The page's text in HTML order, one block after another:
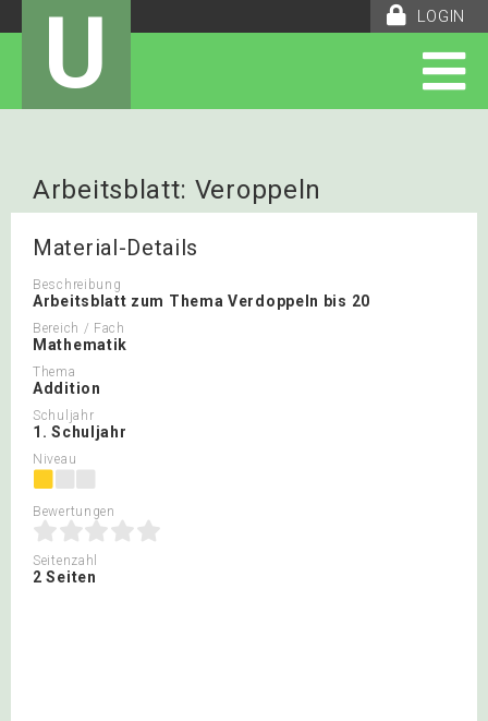
LOGIN
U
Arbeitsblatt: Veroppeln
Material-Details
Beschreibung
Arbeitsblatt zum Thema Verdoppeln bis 20
Bereich / Fach
Mathematik
Thema
Addition
Schuljahr
1. Schuljahr
Niveau
Bewertungen
Seitenzahl
2 Seiten